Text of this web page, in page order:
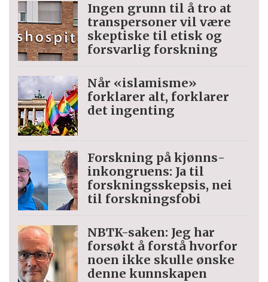
Ingen grunn til å tro at
trans­personer vil være
skeptiske til etisk og
forsvarlig forskning
Når «islamisme»
forklarer alt, forklarer
det ingenting
Forskning på kjønns­
inkongruens: Ja til
forskningsskepsis, nei
til forskningsfobi
NBTK-saken: Jeg har
forsøkt å forstå hvorfor
noen ikke skulle ønske
denne kunnskapen